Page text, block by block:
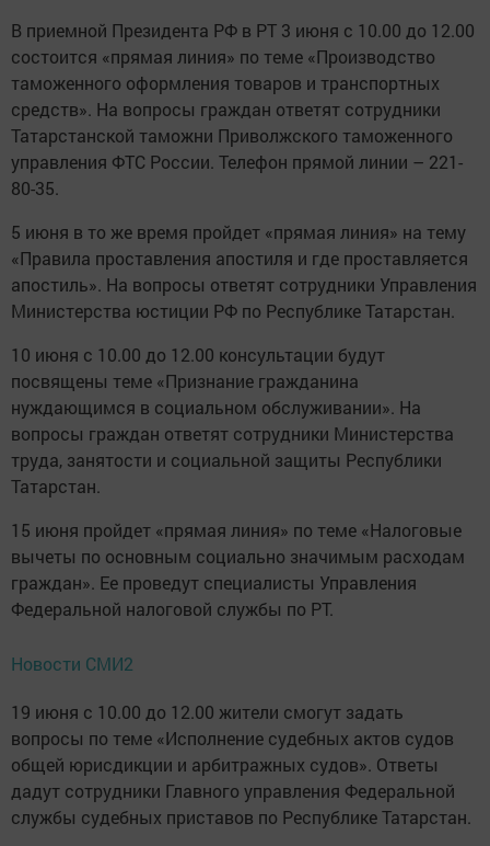
В приемной Президента РФ в РТ 3 июня с 10.00 до 12.00
состоится «прямая линия» по теме «Производство
таможенного оформления товаров и транспортных
средств». На вопросы граждан ответят сотрудники
Татарстанской таможни Приволжского таможенного
управления ФТС России. Телефон прямой линии – 221-
80-35.
5 июня в то же время пройдет «прямая линия» на тему
«Правила проставления апостиля и где проставляется
апостиль». На вопросы ответят сотрудники Управления
Министерства юстиции РФ по Республике Татарстан.
10 июня с 10.00 до 12.00 консультации будут
посвящены теме «Признание гражданина
нуждающимся в социальном обслуживании». На
вопросы граждан ответят сотрудники Министерства
труда, занятости и социальной защиты Республики
Татарстан.
15 июня пройдет «прямая линия» по теме «Налоговые
вычеты по основным социально значимым расходам
граждан». Ее проведут специалисты Управления
Федеральной налоговой службы по РТ.
Новости СМИ2
19 июня с 10.00 до 12.00 жители смогут задать
вопросы по теме «Исполнение судебных актов судов
общей юрисдикции и арбитражных судов». Ответы
дадут сотрудники Главного управления Федеральной
службы судебных приставов по Республике Татарстан.